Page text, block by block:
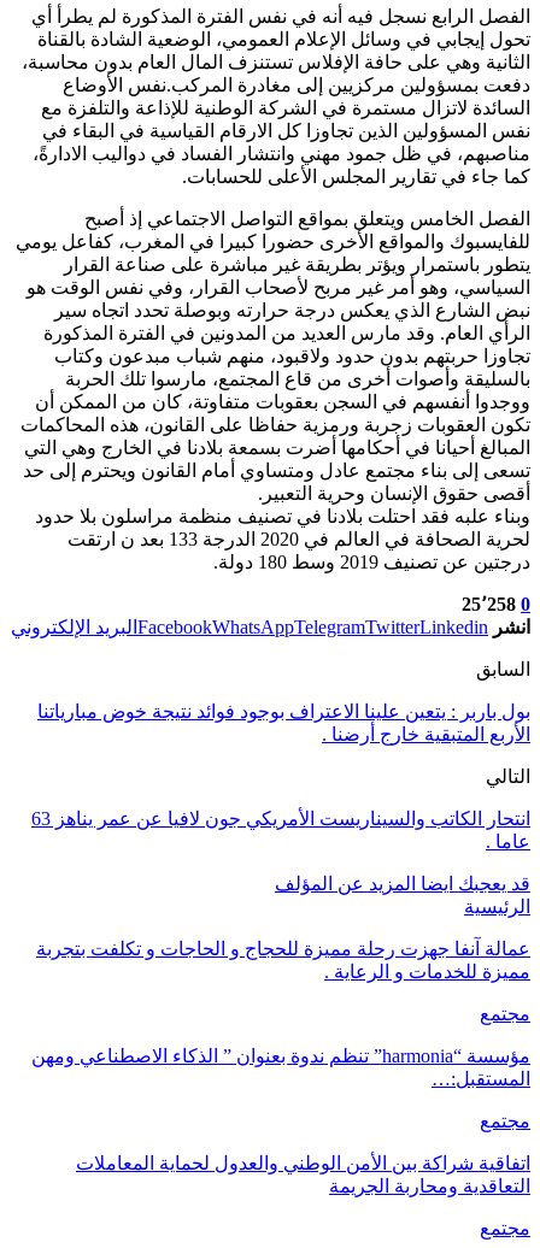
الفصل الرابع نسجل فيه أنه في نفس الفترة المذكورة لم يطرأ أي
تحول إيجابي في وسائل الإعلام العمومي، الوضعية الشادة بالقناة
الثانية وهي على حافة الإفلاس تستنزف المال العام بدون محاسبة،
دفعت بمسؤولين مركزيين إلى مغادرة المركب.نفس الأوضاع
السائدة لاتزال مستمرة في الشركة الوطنية للإذاعة والتلفزة مع
نفس المسؤولين الذين تجاوزا كل الارقام القياسية في البقاء في
مناصبهم، في ظل جمود مهني وانتشار الفساد في دواليب الادارةً،
كما جاء في تقارير المجلس الأعلى للحسابات.
الفصل الخامس ويتعلق بمواقع التواصل الاجتماعي إذ أصبح
للفايسبوك والمواقع الأخرى حضورا كبيرا في المغرب، كفاعل يومي
يتطور باستمرار ويؤتر بطريقة غير مباشرة على صناعة القرار
السياسي، وهو أمر غير مربح لأصحاب القرار، وفي نفس الوقت هو
نبض الشارع الذي يعكس درجة حرارته وبوصلة تحدد اتجاه سير
الرأي العام. وقد مارس العديد من المدونين في الفترة المذكورة
تجاوزا حربتهم بدون حدود ولاقبود، منهم شباب مبدعون وكتاب
بالسليقة وأصوات أخرى من قاع المجتمع، مارسوا تلك الحربة
ووجدوا أنفسهم في السجن بعقوبات متفاوتة، كان من الممكن أن
تكون العقوبات زجربة ورمزية حفاظا على القانون، هذه المحاكمات
المبالغ أحيانا في أحكامها أضرت بسمعة بلادنا في الخارج وهي التي
تسعى إلى بناء مجتمع عادل ومتساوي أمام القانون ويحترم إلى حد
أقصى حقوق الإنسان وحرية التعبير.
وبناء علبه فقد احتلت بلادنا في تصنيف منظمة مراسلون بلا حدود
لحرية الصحافة في العالم في 2020 الدرجة 133 بعد ن ارتقت
درجتين عن تصنيف 2019 وسط 180 دولة.
0 25٬258
انشر
FacebookWhatsAppTelegramTwitterLinkedin البريد الإلكتروني
السابق
بول باربر : يتعين علينا الاعتراف بوجود فوائد نتيجة خوض مبارياتنا
الأربع المتبقية خارج أرضنا .
التالي
انتحار الكاتب والسيناريست الأمريكي جون لافيا عن عمر يناهز 63
عاما .
قد يعجبك ايضا المزيد عن المؤلف
الرئيسية
عمالة آنفا جهزت رحلة مميزة للحجاج و الحاجات و تكلفت بتجربة
مميزة للخدمات و الرعاية .
مجتمع
مؤسسة “harmonia” تنظم ندوة بعنوان ” الذكاء الاصطناعي ومهن
المستقبل:…
مجتمع
اتفاقية شراكة بين الأمن الوطني والعدول لحماية المعاملات
التعاقدية ومحاربة الجريمة
مجتمع